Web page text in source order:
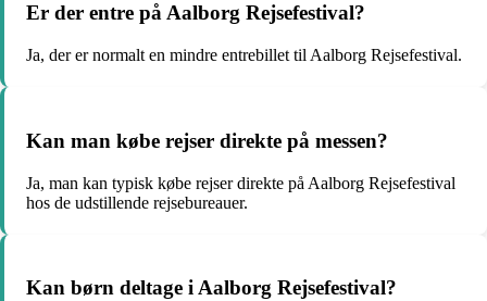
Er der entre på Aalborg Rejsefestival?
Ja, der er normalt en mindre entrebillet til Aalborg Rejsefestival.
Kan man købe rejser direkte på messen?
Ja, man kan typisk købe rejser direkte på Aalborg Rejsefestival
hos de udstillende rejsebureauer.
Kan børn deltage i Aalborg Rejsefestival?